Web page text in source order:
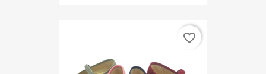
favorite_border